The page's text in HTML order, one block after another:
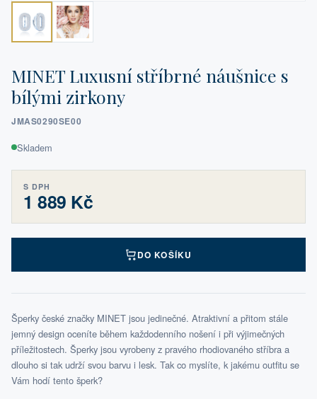
MINET Luxusní stříbrné náušnice s
bílými zirkony
JMAS0290SE00
Skladem
S DPH
1 889 Kč
DO KOŠÍKU
Šperky české značky MINET jsou jedinečné. Atraktivní a přitom stále
jemný design oceníte během každodenního nošení i při výjimečných
příležitostech. Šperky jsou vyrobeny z pravého rhodiovaného stříbra a
dlouho si tak udrží svou barvu i lesk. Tak co myslíte, k jakému outfitu se
Vám hodí tento šperk?